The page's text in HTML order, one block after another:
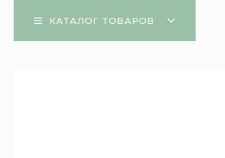
КАТАЛОГ ТОВАРОВ